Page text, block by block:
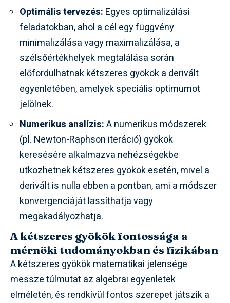
Optimális tervezés: Egyes optimalizálási
feladatokban, ahol a cél egy függvény
minimalizálása vagy maximalizálása, a
szélsőértékhelyek megtalálása során
előfordulhatnak kétszeres gyökök a derivált
egyenletében, amelyek speciális optimumot
jelölnek.
Numerikus analízis:A numerikus módszerek
(pl. Newton-Raphson iteráció) gyökök
keresésére alkalmazva nehézségekbe
ütközhetnek kétszeres gyökök esetén, mivel a
derivált is nulla ebben a pontban, ami a módszer
konvergenciáját lassíthatja vagy
megakadályozhatja.
A kétszeres gyökök fontossága a
mérnöki tudományokban és fizikában
A kétszeres gyökök matematikai jelensége
messze túlmutat az algebrai egyenletek
elméletén, és rendkívül fontos szerepet játszik a